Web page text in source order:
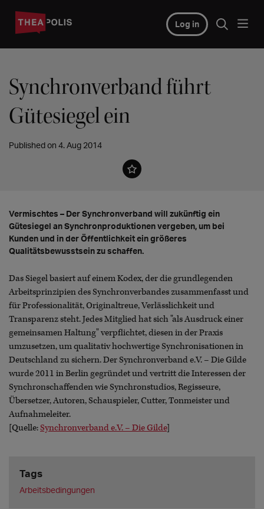
Log in
Synchronverband führt
Gütesiegel ein
Published on 4. Aug 2014
Vermischtes – Der Synchronverband will zukünftig ein
Gütesiegel an Synchronproduktionen vergeben, um bei
Kunden und in der Öffentlichkeit ein größeres
Qualitätsbewusstsein zu schaffen.
Das Siegel basiert auf einem Kodex, der die grundlegenden
Arbeitsprinzipien des Synchronverbandes zusammenfasst und
für Professionalität, Originaltreue, Verlässlichkeit und
Transparenz steht. Jedes Mitglied hat sich "als Ausdruck einer
gemeinsamen Haltung" verpflichtet, diesen in der Praxis
umzusetzen, um qualitativ hochwertige Synchronisationen in
Deutschland zu sichern. Der Synchronverband e.V. – Die Gilde
wurde 2011 in Berlin gegründet und vertritt die Interessen der
Synchronschaffenden wie Synchronstudios, Regisseure,
Übersetzer, Autoren, Schauspieler, Cutter, Tonmeister und
Aufnahmeleiter.
[Quelle:Synchronverband e.V. – Die Gilde]
Tags
Arbeitsbedingungen